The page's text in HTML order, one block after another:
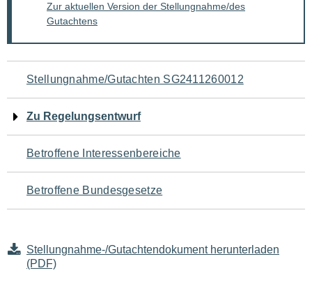
Zur aktuellen Version der Stellungnahme/des
Gutachtens
Navigation
für
den
Seiteninhalt
Stellungnahme/Gutachten SG2411260012
Zu Regelungsentwurf
Betroffene Interessenbereiche
Betroffene Bundesgesetze
Stellungnahme-/Gutachtendokument herunterladen
(PDF)